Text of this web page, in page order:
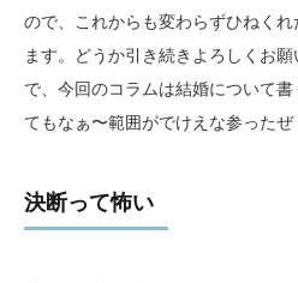
ので、これからも変わらずひねく
ます。どうか引き続きよろしくお
で、今回のコラムは結婚について
てもなぁ〜範囲がでけえな参ったぜ
決断って怖い